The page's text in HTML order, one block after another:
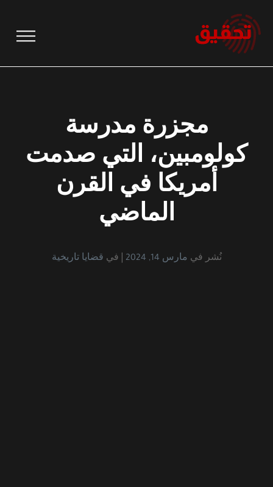
إلى
المحتوى
مجزرة مدرسة
كولومبين، التي صدمت
أمريكا في القرن
الماضي
نُشر في مارس 14, 2024 في قضايا تاريخية